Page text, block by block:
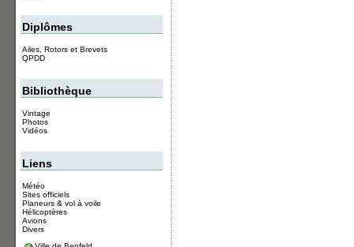
Diplômes
Ailes, Rotors et Brevets
QPDD
Bibliothèque
Vintage
Photos
Vidéos
Liens
Météo
Sites officiels
Planeurs & vol à voile
Hélicoptères
Avions
Divers